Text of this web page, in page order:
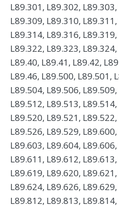
L89.301, L89.302,
L89.309, L89.310,
L89.314, L89.316,
L89.322, L89.323,
L89.40, L89.41, L89.42,
L89.46, L89.500, L89.501,
L89.504, L89.506,
L89.512, L89.513,
L89.520, L89.521,
L89.526, L89.529,
L89.603, L89.604,
L89.611, L89.612,
L89.619, L89.620,
L89.624, L89.626,
L89.812, L89.813,